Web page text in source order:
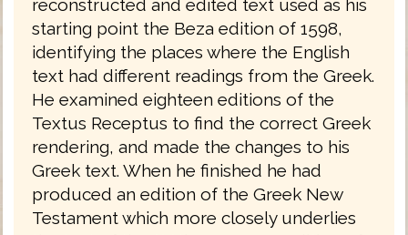
reconstructed and edited text used as his
starting point the Beza edition of 1598,
identifying the places where the English
text had different readings from the Greek.
He examined eighteen editions of the
Textus Receptus to find the correct Greek
rendering, and made the changes to his
Greek text. When he finished he had
produced an edition of the Greek New
Testament which more closely underlies